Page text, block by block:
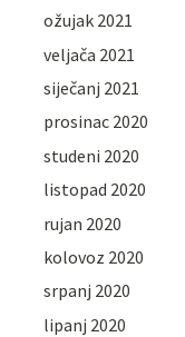
ožujak 2021
veljača 2021
siječanj 2021
prosinac 2020
studeni 2020
listopad 2020
rujan 2020
kolovoz 2020
srpanj 2020
lipanj 2020